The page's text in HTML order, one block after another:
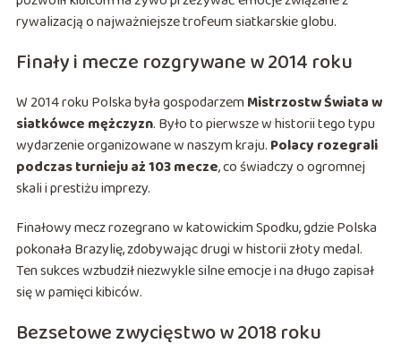
rywalizacją o najważniejsze trofeum siatkarskie globu.
Finały i mecze rozgrywane w 2014 roku
W 2014 roku Polska była gospodarzemMistrzostw Świata w
siatkówce mężczyzn. Było to pierwsze w historii tego typu
wydarzenie organizowane w naszym kraju. Polacy rozegrali
podczas turnieju aż 103 mecze, co świadczy o ogromnej
skali i prestiżu imprezy.
Finałowy mecz rozegrano w katowickim Spodku, gdzie Polska
pokonała Brazylię, zdobywając drugi w historii złoty medal.
Ten sukces wzbudził niezwykle silne emocje i na długo zapisał
się w pamięci kibiców.
Bezsetowe zwycięstwo w 2018 roku